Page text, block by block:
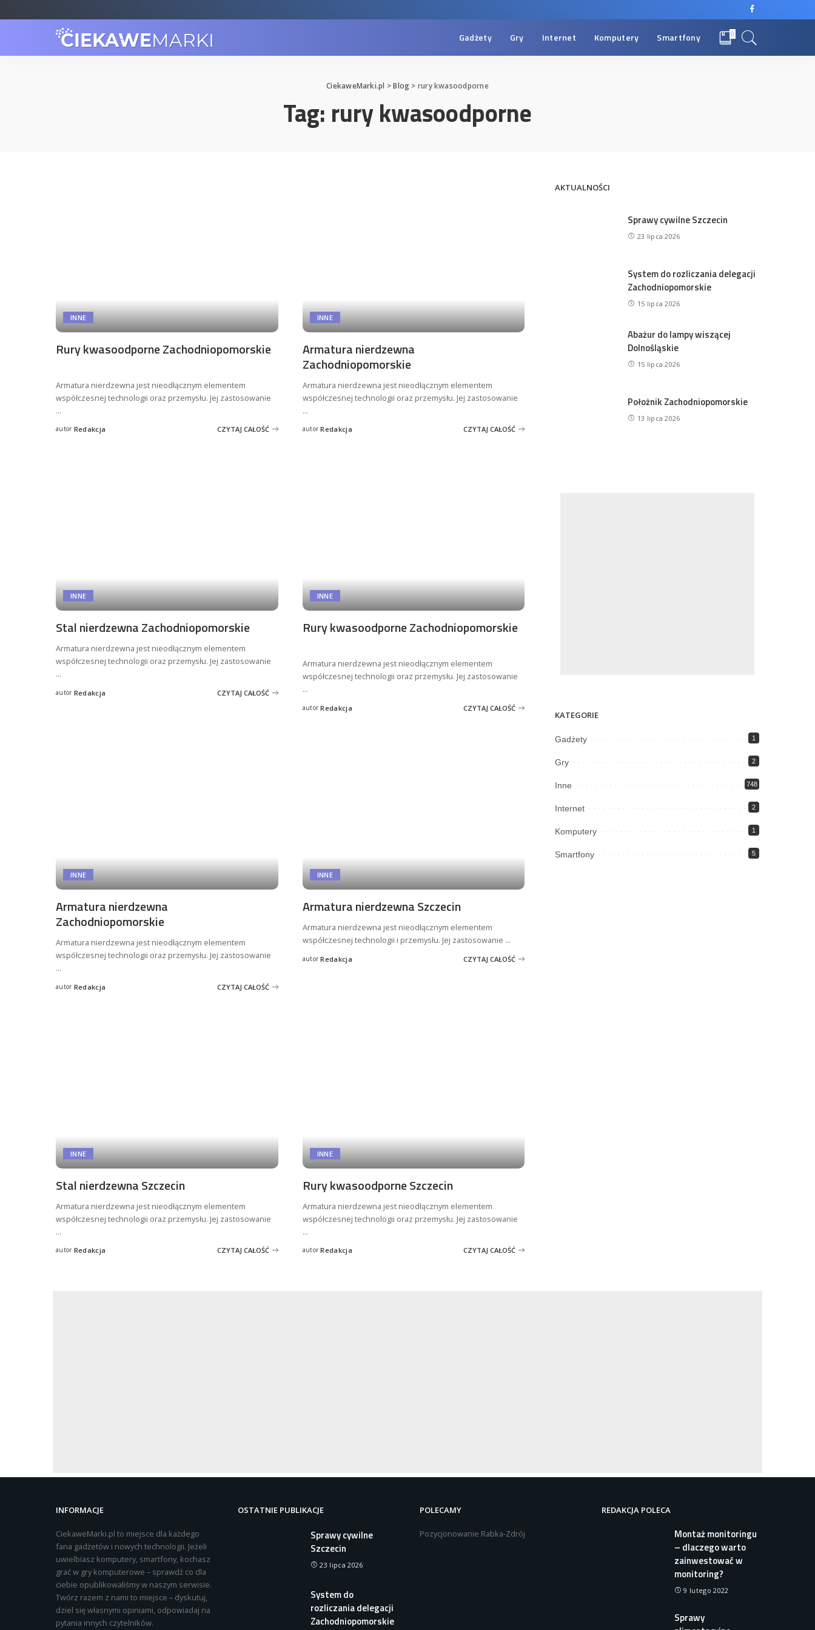
Gadżety Gry Internet Komputery Smartfony 0
CiekaweMarki.pl >Blog > rury kwasoodporne
Tag: rury kwasoodporne
INNE
Rury kwasoodporne Zachodniopomorskie
Armatura nierdzewna jest nieodłącznym elementem
współczesnej technologii oraz przemysłu. Jej zastosowanie
...
Posted
autor Redakcja CZYTAJ CAŁOŚĆ
INNE
Armatura nierdzewna
Zachodniopomorskie
Armatura nierdzewna jest nieodłącznym elementem
współczesnej technologii oraz przemysłu. Jej zastosowanie
...
Posted
autor Redakcja CZYTAJ CAŁOŚĆ
INNE
Stal nierdzewna Zachodniopomorskie
Armatura nierdzewna jest nieodłącznym elementem
współczesnej technologii oraz przemysłu. Jej zastosowanie
...
Posted
autor Redakcja CZYTAJ CAŁOŚĆ
INNE
Rury kwasoodporne Zachodniopomorskie
Armatura nierdzewna jest nieodłącznym elementem
współczesnej technologii oraz przemysłu. Jej zastosowanie
...
Posted
autor Redakcja CZYTAJ CAŁOŚĆ
INNE
Armatura nierdzewna
Zachodniopomorskie
Armatura nierdzewna jest nieodłącznym elementem
współczesnej technologii oraz przemysłu. Jej zastosowanie
...
Posted
autor Redakcja CZYTAJ CAŁOŚĆ
INNE
Armatura nierdzewna Szczecin
Armatura nierdzewna jest nieodłącznym elementem
współczesnej technologii i przemysłu. Jej zastosowanie ...
Posted
autor Redakcja CZYTAJ CAŁOŚĆ
INNE
Stal nierdzewna Szczecin
Armatura nierdzewna jest nieodłącznym elementem
współczesnej technologii oraz przemysłu. Jej zastosowanie
...
Posted
autor Redakcja CZYTAJ CAŁOŚĆ
INNE
Rury kwasoodporne Szczecin
Armatura nierdzewna jest nieodłącznym elementem
współczesnej technologii oraz przemysłu. Jej zastosowanie
...
Posted
autor Redakcja CZYTAJ CAŁOŚĆ
AKTUALNOŚCI
Sprawy cywilne Szczecin
23 lipca 2026
System do rozliczania delegacji
Zachodniopomorskie
15 lipca 2026
Abażur do lampy wiszącej
Dolnośląskie
15 lipca 2026
Położnik Zachodniopomorskie
13 lipca 2026
KATEGORIE
Gadżety 1
Gry 2
Inne 748
Internet 2
Komputery 1
Smartfony 5
INFORMACJE
CiekaweMarki.pl to miejsce dla każdego
fana gadżetów i nowych technologii. Jeżeli
uwielbiasz komputery, smartfony, kochasz
grać w gry komputerowe – sprawdź co dla
ciebie opublikowaliśmy w naszym serwisie.
Twórz razem z nami to miejsce – dyskutuj,
dziel się własnymi opiniami, odpowiadaj na
pytania innych czytelników.
OSTATNIE PUBLIKACJE
Sprawy cywilne
Szczecin
23 lipca 2026
System do
rozliczania delegacji
Zachodniopomorskie
POLECAMY
Pozycjonowanie Rabka-Zdrój
REDAKCJA POLECA
Montaż monitoringu
– dlaczego warto
zainwestować w
monitoring?
9 lutego 2022
Sprawy